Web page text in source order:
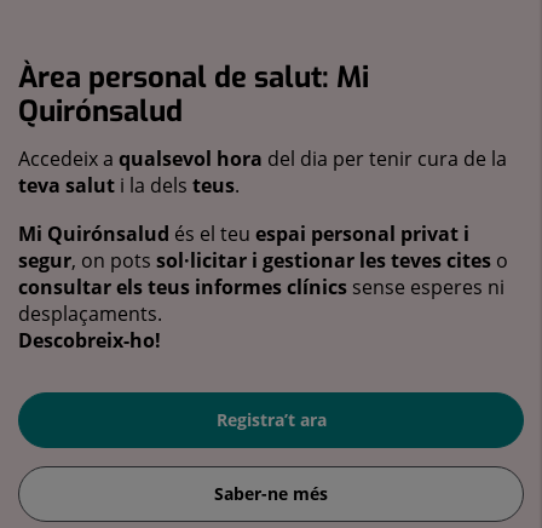
Àrea personal de salut: Mi
Quirónsalud
Accedeix a qualsevol hora del dia per tenir cura de la
teva salut i la dels teus.
Mi Quirónsalud és el teu espai personal privat i
segur, on pots sol·licitar i gestionar les teves cites o
consultar els teus informes clínics sense esperes ni
desplaçaments.
Descobreix-ho!
Registra’t ara
Saber-ne més